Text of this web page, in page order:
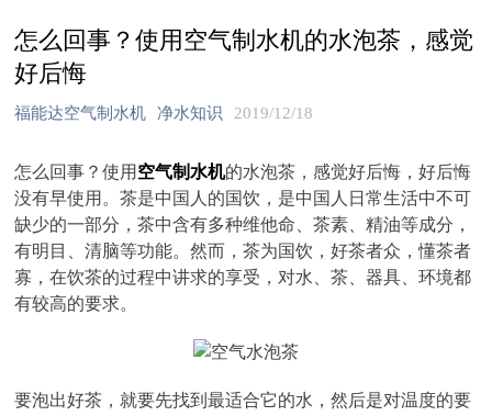
怎么回事？使用空气制水机的水泡茶，感觉
好后悔
福能达空气制水机 净水知识 2019/12/18
怎么回事？使用 空气制水机的水泡茶，感觉好后悔，好后悔
没有早使用。茶是中国人的国饮，是中国人日常生活中不可
缺少的一部分，茶中含有多种维他命、茶素、精油等成分，
有明目、清脑等功能。然而，茶为国饮，好茶者众，懂茶者
寡，在饮茶的过程中讲求的享受，对水、茶、器具、环境都
有较高的要求。
要泡出好茶，就要先找到最适合它的水，然后是对温度的要